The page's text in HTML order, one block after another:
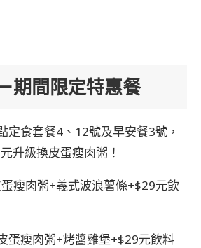
期間限定特惠餐
定食套餐4、12號及早安餐3號，
升級換皮蛋瘦肉粥！
蛋瘦肉粥+義式波浪薯條+$29元飲
蛋瘦肉粥+烤醬雞堡+$29元飲料